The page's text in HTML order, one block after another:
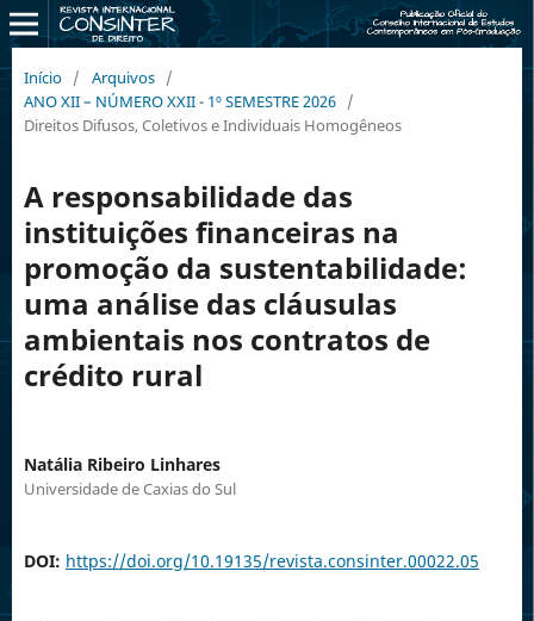
Início / Arquivos /
ANO XII – NÚMERO XXII - 1º SEMESTRE 2026 /
Direitos Difusos, Coletivos e Individuais Homogêneos
A responsabilidade das
instituições financeiras na
promoção da sustentabilidade:
uma análise das cláusulas
ambientais nos contratos de
crédito rural
Natália Ribeiro Linhares
Universidade de Caxias do Sul
DOI: https://doi.org/10.19135/revista.consinter.00022.05